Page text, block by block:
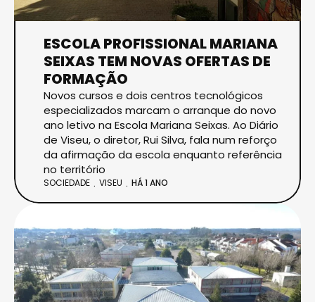
ESCOLA PROFISSIONAL MARIANA
SEIXAS TEM NOVAS OFERTAS DE
FORMAÇÃO
Novos cursos e dois centros tecnológicos
especializados marcam o arranque do novo
ano letivo na Escola Mariana Seixas. Ao Diário
de Viseu, o diretor, Rui Silva, fala num reforço
da afirmação da escola enquanto referência
no território
SOCIEDADE VISEU HÁ 1 ANO